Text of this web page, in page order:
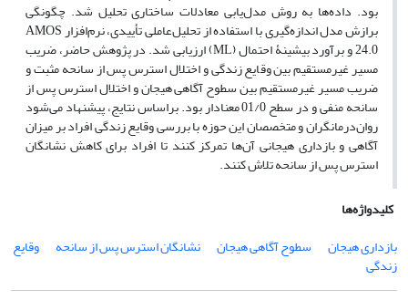
بود. داده‌ها به روش مدل‌یابی معادلات ساختاری تحلیل شد. چگونگی
برازش مدل اندازه‌گیری با استفاده از تحلیل‌عاملی تأییدی، نرم‌افزار AMOS
24.0 و برآورد بیشینۀ احتمال (ML) ارزیابی شد. در پژوهش حاضر، ضریب
مسیر غیرمستقیم بین وقایع زندگی و اختلال استرس پس از سانحه مثبت و
ضریب مسیر غیرمستقیم بین سطوح آگاهی هیجان و اختلال استرس پس از
سانحه منفی و در سطح 01/0 معنادار بود. براساس نتایج، پیشنهاد می‌شود
روان‌درمانگران و متخصصان این حوزه با بررسی وقایع زندگی افراد بر میزان
آگاهی و بازداری هیجانی آن‌ها تمرکز کنند تا افراد برای کاهش نشانگان
استرس پس از سانحه تلاش کنند.
کلیدواژه‌ها
بازداری هیجان
سطوح آگاهی هیجان نشانگان استرس پس از سانحه وقایع
زندگی